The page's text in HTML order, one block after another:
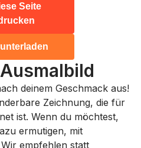
Seite
Ausmalbild
deinem Geschmack aus!
Zeichnung, die für
ist. Wenn du möchtest,
ermutigen, mit
empfehlen statt